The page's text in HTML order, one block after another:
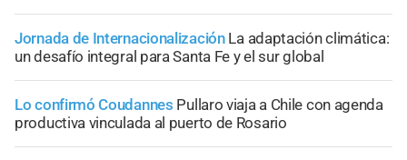
Jornada de Internacionalización La adaptación climática:
un desafío integral para Santa Fe y el sur global
Lo confirmó Coudannes Pullaro viaja a Chile con agenda
productiva vinculada al puerto de Rosario